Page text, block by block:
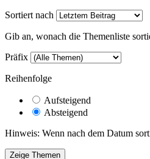
Sortiert nach
Gib an, wonach die Themenliste
Präfix
Reihenfolge
Aufsteigend
Absteigend
Hinweis: Wenn nach dem Datum